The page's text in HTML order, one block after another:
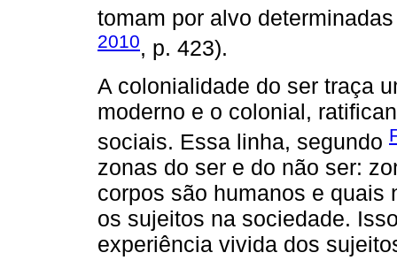
tomam por alvo
2010, p. 423).
A colonialidade do ser traça
moderno e o colonial,
sociais. Essa linha, segundo
zonas do ser e do não ser:
corpos são humanos e quais
os sujeitos na sociedade.
experiência vivida dos